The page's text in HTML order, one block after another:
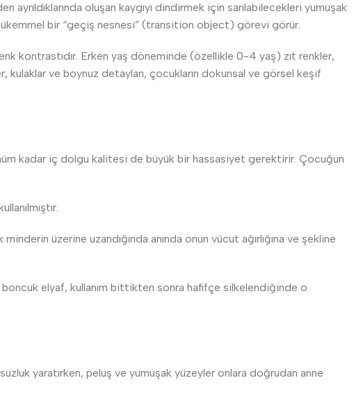
oluşan kaygıyı dindirmek için sarılabilecekleri yumuşak
bir “geçiş nesnesi” (transition object) görevi görür.
kontrastıdır. Erken yaş döneminde (özellikle 0-4 yaş) zıt renkler,
kulaklar ve boynuz detayları, çocukların dokunsal ve görsel keşif
kadar iç dolgu kalitesi de büyük bir hassasiyet gerektirir. Çocuğun
üzerine uzandığında anında onun vücut ağırlığına ve şekline
boncuk elyaf, kullanım bittikten sonra hafifçe silkelendiğinde o
yaratırken, peluş ve yumuşak yüzeyler onlara doğrudan anne